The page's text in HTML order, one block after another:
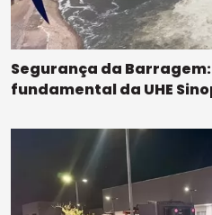
Segurança da
fundamental da UHE